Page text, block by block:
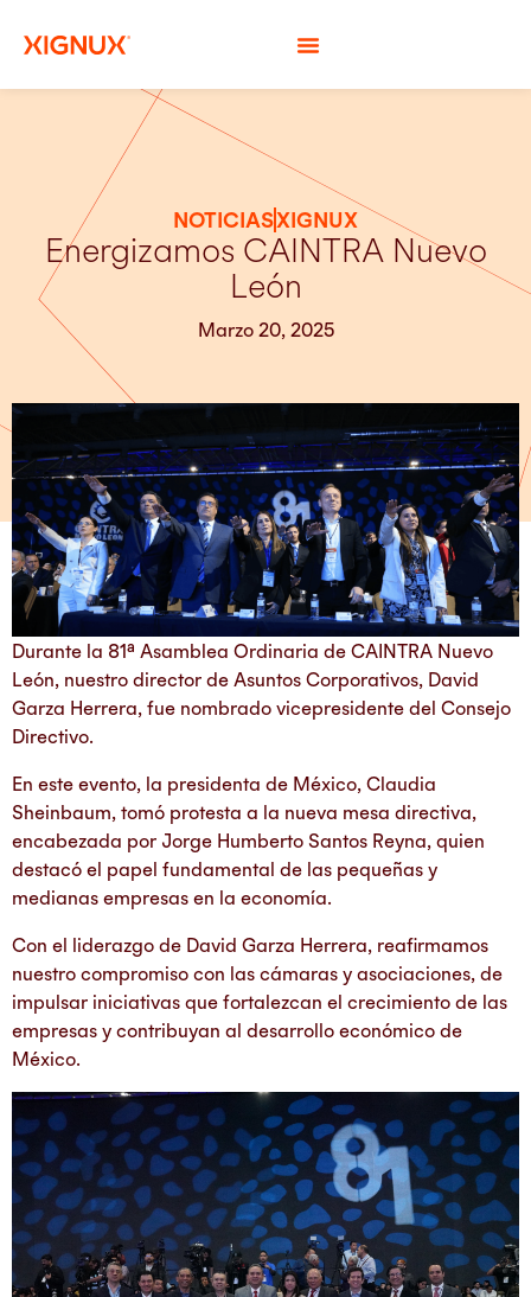
NOTICIASXIGNUX
Energizamos CAINTRA Nuevo
León
Marzo 20, 2025
Durante la 81ª Asamblea Ordinaria de CAINTRA Nuevo
León, nuestro director de Asuntos Corporativos, David
Garza Herrera, fue nombrado vicepresidente del Consejo
Directivo.
En este evento, la presidenta de México, Claudia
Sheinbaum, tomó protesta a la nueva mesa directiva,
encabezada por Jorge Humberto Santos Reyna, quien
destacó el papel fundamental de las pequeñas y
medianas empresas en la economía.
Con el liderazgo de David Garza Herrera, reafirmamos
nuestro compromiso con las cámaras y asociaciones, de
impulsar iniciativas que fortalezcan el crecimiento de las
empresas y contribuyan al desarrollo económico de
México.